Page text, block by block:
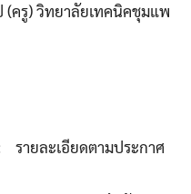
ครู) วิทยาลัยเทคนิคชุมแพ
ายละเอียดตามประกาศ